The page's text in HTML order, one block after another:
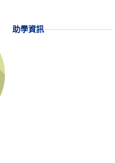
助學資訊